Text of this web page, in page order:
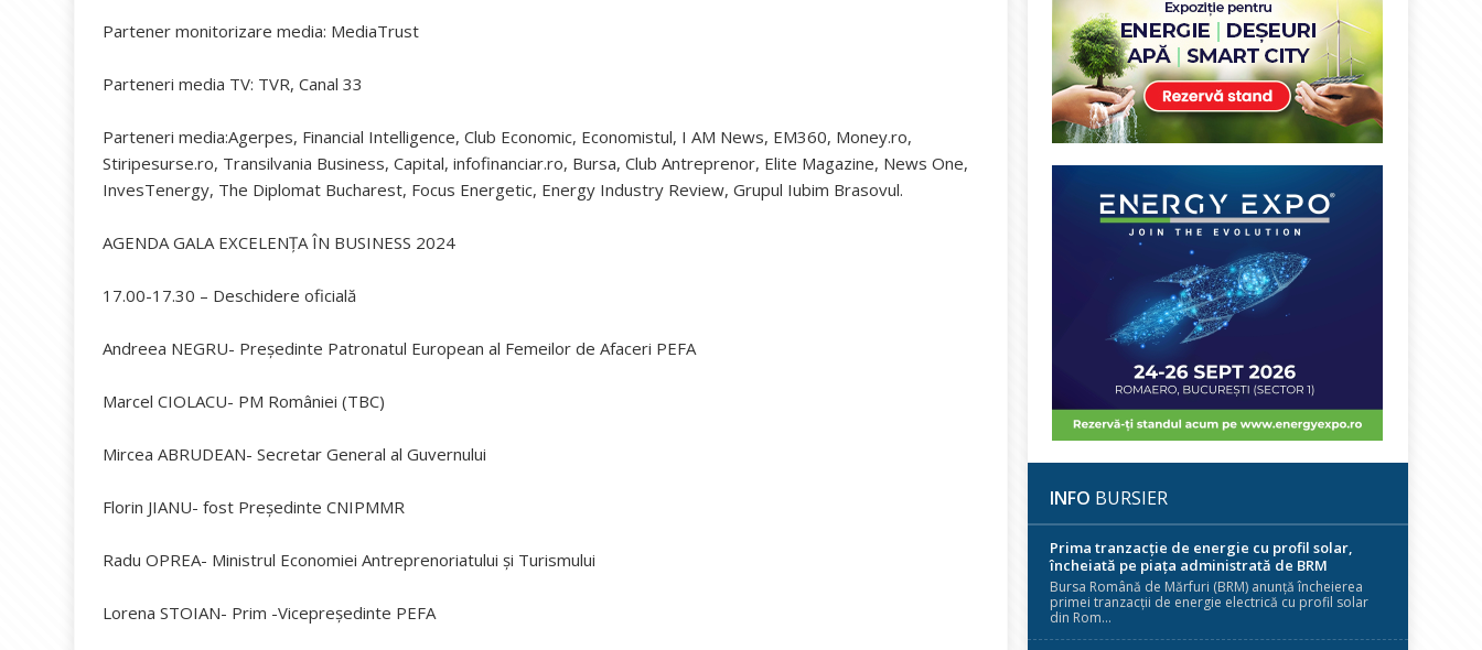
Partener monitorizare media: MediaTrust
Parteneri media TV: TVR, Canal 33
Parteneri media:Agerpes, Financial Intelligence, Club Economic, Economistul, I AM News, EM360, Money.ro,
Stiripesurse.ro, Transilvania Business, Capital, infofinanciar.ro, Bursa, Club Antreprenor, Elite Magazine, News One,
InvesTenergy, The Diplomat Bucharest, Focus Energetic, Energy Industry Review, Grupul Iubim Brasovul.
AGENDA GALA EXCELENȚA ÎN BUSINESS 2024
17.00-17.30 – Deschidere oficială
Andreea NEGRU- Președinte Patronatul European al Femeilor de Afaceri PEFA
Marcel CIOLACU- PM României (TBC)
Mircea ABRUDEAN- Secretar General al Guvernului
Florin JIANU- fost Președinte CNIPMMR
Radu OPREA- Ministrul Economiei Antreprenoriatului și Turismului
Lorena STOIAN- Prim -Vicepreședinte PEFA
INFO BURSIER
Prima tranzacție de energie cu profil solar,
încheiată pe piața administrată de BRM
Bursa Română de Mărfuri (BRM) anunță încheierea
primei tranzacții de energie electrică cu profil solar
din Rom...